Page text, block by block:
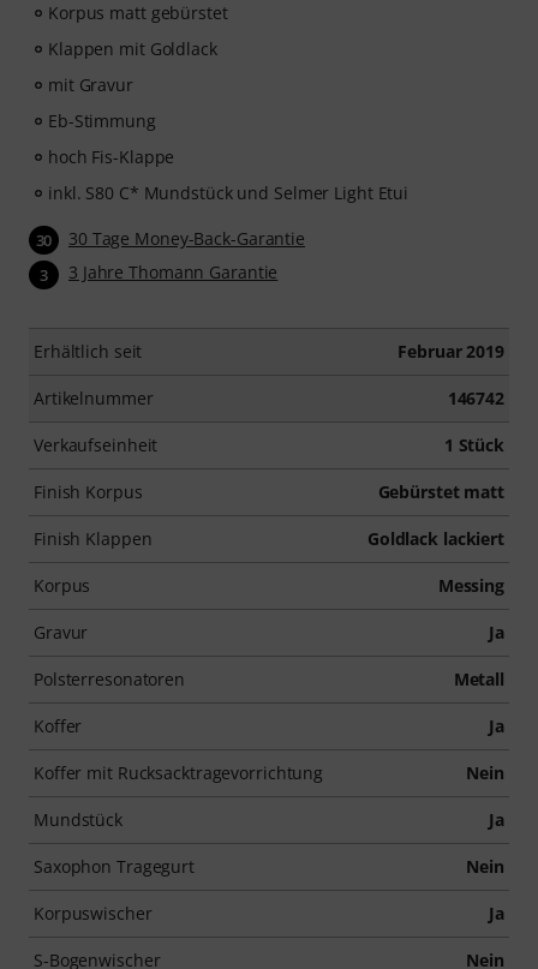
Korpus matt gebürstet
Klappen mit Goldlack
mit Gravur
Eb-Stimmung
hoch Fis-Klappe
inkl. S80 C* Mundstück und Selmer Light Etui
30 30 Tage Money-Back-Garantie
3 3 Jahre Thomann Garantie
Erhältlich seit Februar 2019
Artikelnummer 146742
Verkaufseinheit 1 Stück
Finish Korpus Gebürstet matt
Finish Klappen Goldlack lackiert
Korpus Messing
Gravur Ja
Polsterresonatoren Metall
Koffer Ja
Koffer mit Rucksacktragevorrichtung Nein
Mundstück Ja
Saxophon Tragegurt Nein
Korpuswischer Ja
S-Bogenwischer Nein